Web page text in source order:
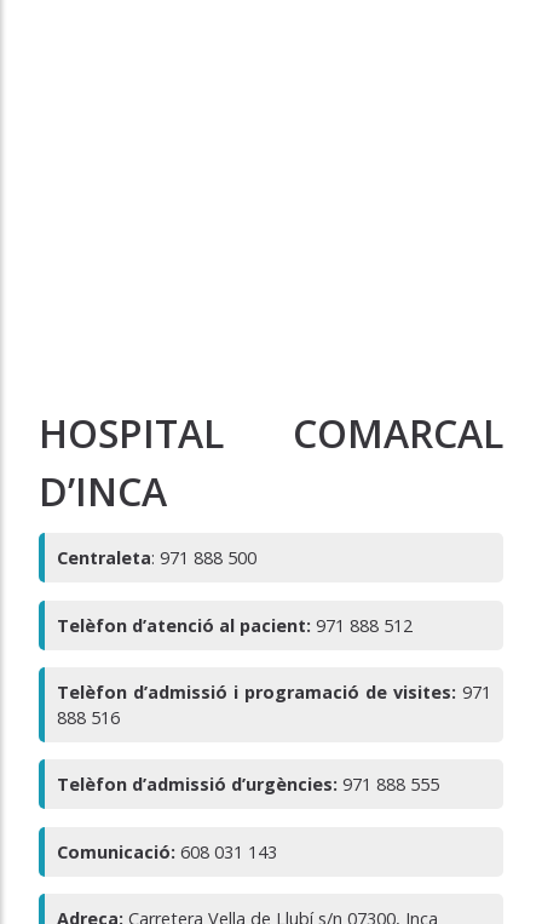
HOSPITAL COMARCAL
D’INCA
Centraleta: 971 888 500
Telèfon d’atenció al pacient: 971 888 512
Telèfon d’admissió i programació de visites: 971
888 516
Telèfon d’admissió d’urgències: 971 888 555
Comunicació: 608 031 143
Adreça: Carretera Vella de Llubí s/n 07300, Inca